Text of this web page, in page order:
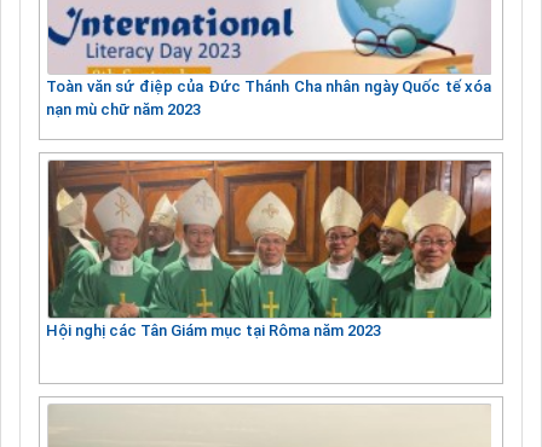
Toàn văn sứ điệp của Đức Thánh Cha nhân ngày Quốc tế xóa
nạn mù chữ năm 2023
Hội nghị các Tân Giám mục tại Rôma năm 2023